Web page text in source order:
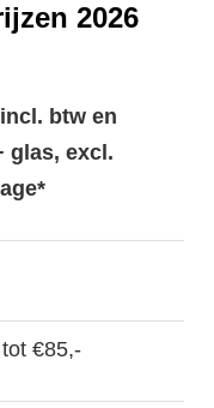
2026
btw en
glas, excl.
€85,-